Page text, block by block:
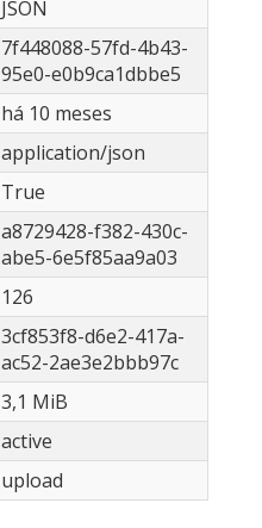
JSON
7f448088-57fd-4b43-
95e0-e0b9ca1dbbe5
há 10 meses
application/json
True
a8729428-f382-430c-
abe5-6e5f85aa9a03
126
3cf853f8-d6e2-417a-
ac52-2ae3e2bbb97c
3,1 MiB
active
upload